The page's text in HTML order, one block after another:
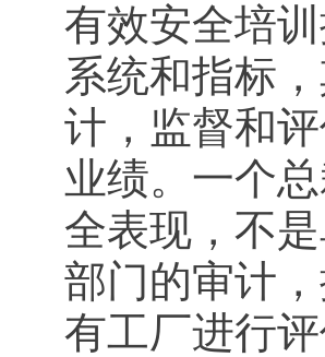
有效安全培
系统和指标
计，监督和
业绩。一个
全表现，不
部门的审计
有工厂进行